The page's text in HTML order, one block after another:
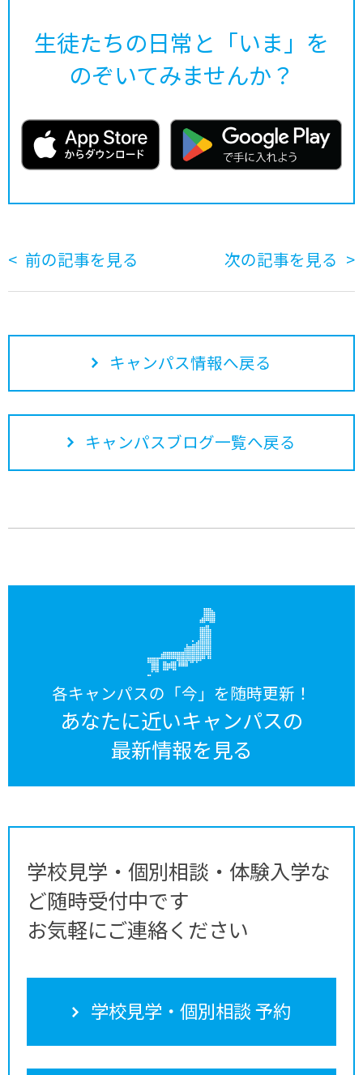
生徒たちの日常と「いま」を
のぞいてみませんか？
前の記事を見る 次の記事を見る
キャンパス情報へ戻る
キャンパスブログ一覧へ戻る
各キャンパスの「今」を随時更新！
あなたに近いキャンパスの
最新情報を見る
学校見学・個別相談・体験入学な
ど随時受付中です
お気軽にご連絡ください
学校見学・個別相談 予約